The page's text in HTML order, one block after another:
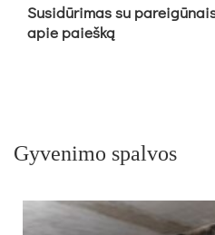
Su­si­dū­ri­mas su
apie paieš­ką
Gyvenimo spalvos